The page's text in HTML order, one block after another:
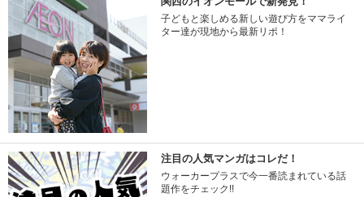
子どもと楽しめる新しい遊び方をママライ
ター達が現地から最新リポ！
注目の人気マンガはコレだ！
ウォーカープラスで今一番読まれている話
題作をチェック!!